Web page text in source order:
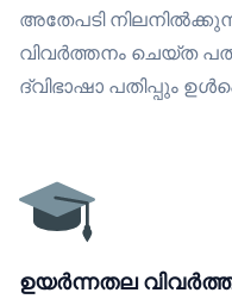
അതേപടി
വിവർത്തനം ചെയ്ത
ദ്വിഭാഷാ പതിപ്പും
ഉയർന്നതല